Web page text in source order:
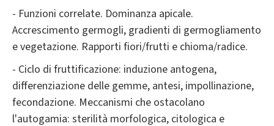
- Funzioni correlate. Dominanza apicale.
Accrescimento germogli, gradienti di germogliamento
e vegetazione. Rapporti fiori/frutti e chioma/radice.
- Ciclo di fruttificazione: induzione antogena,
differenziazione delle gemme, antesi, impollinazione,
fecondazione. Meccanismi che ostacolano
l'autogamia: sterilità morfologica, citologica e